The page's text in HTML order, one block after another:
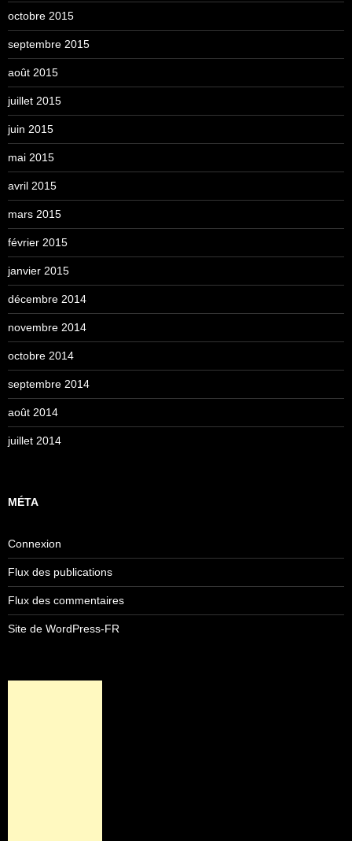
octobre 2015
septembre 2015
août 2015
juillet 2015
juin 2015
mai 2015
avril 2015
mars 2015
février 2015
janvier 2015
décembre 2014
novembre 2014
octobre 2014
septembre 2014
août 2014
juillet 2014
MÉTA
Connexion
Flux des publications
Flux des commentaires
Site de WordPress-FR